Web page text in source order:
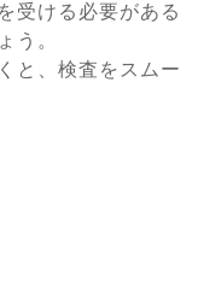
受ける必要がある
う。
と、検査をスムー